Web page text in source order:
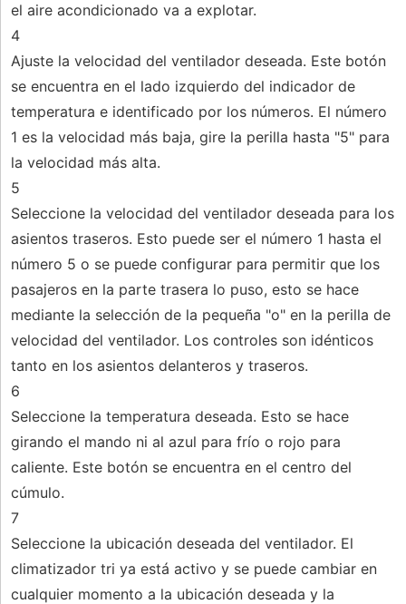
el aire acondicionado va a explotar.
4
Ajuste la velocidad del ventilador deseada. Este botón
se encuentra en el lado izquierdo del indicador de
temperatura e identificado por los números. El número
1 es la velocidad más baja, gire la perilla hasta "5" para
la velocidad más alta.
5
Seleccione la velocidad del ventilador deseada para los
asientos traseros. Esto puede ser el número 1 hasta el
número 5 o se puede configurar para permitir que los
pasajeros en la parte trasera lo puso, esto se hace
mediante la selección de la pequeña "o" en la perilla de
velocidad del ventilador. Los controles son idénticos
tanto en los asientos delanteros y traseros.
6
Seleccione la temperatura deseada. Esto se hace
girando el mando ni al azul para frío o rojo para
caliente. Este botón se encuentra en el centro del
cúmulo.
7
Seleccione la ubicación deseada del ventilador. El
climatizador tri ya está activo y se puede cambiar en
cualquier momento a la ubicación deseada y la